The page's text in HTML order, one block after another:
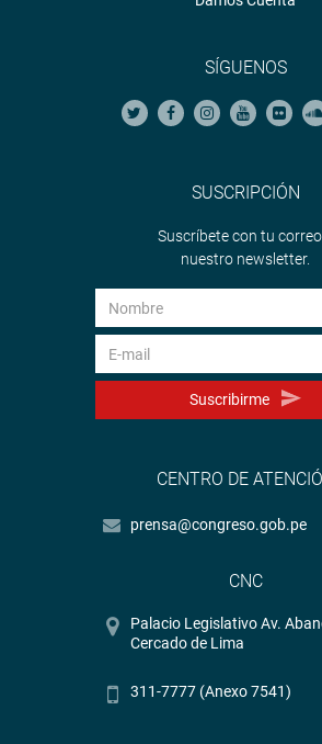
SÍGUENOS
SUSCRIPCIÓN
Suscríbete con tu
nuestro newsletter.
Suscribirme
CENTRO DE
prensa@congreso.gob.pe
CNC
Palacio Legislativo Av.
Cercado de Lima
311-7777 (Anexo 7541)